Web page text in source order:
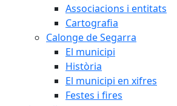
Associacions i entitats
Cartografia
Calonge de Segarra
El municipi
Història
El municipi en xifres
Festes i fires